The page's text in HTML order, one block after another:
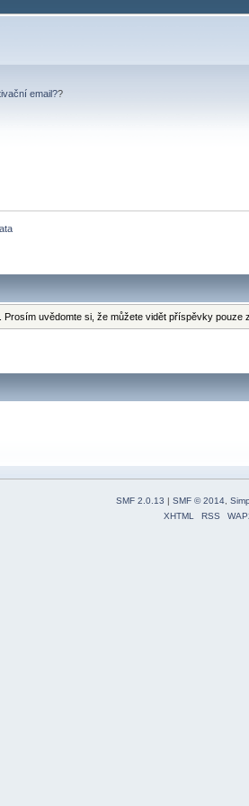
email??
uvědomte si, že můžete vidět příspěvky pouze
SMF 2.0.13 SMF © 2014,
XHTML
RSS